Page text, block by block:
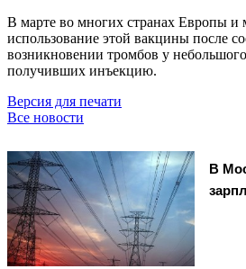
В марте во многих странах Европы и
использование этой вакцины после
возникновении тромбов у
получивших инъекцию.
Версия для печати
Все новости
В